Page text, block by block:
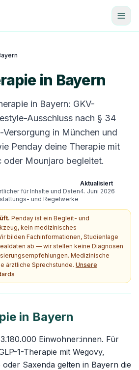
in Bayern
in Bayern: GKV-
Ausschluss nach § 34
Versorgung in München und
Penday deine Therapie mit
oder Mounjaro begleitet.
für Inhalte und Daten
Aktualisiert
4. Juni 2026
und Regelwerke
Penday ist ein Begleit- und
kein medizinisches
bilden Fachinformationen, Studienlage
ab — wir stellen keine Diagnosen
Medizinische
ärztliche Sprechstunde. Unsere
in Bayern
Einwohner:innen. Für
1-Therapie mit Wegovy,
Saxenda gelten in Bayern die